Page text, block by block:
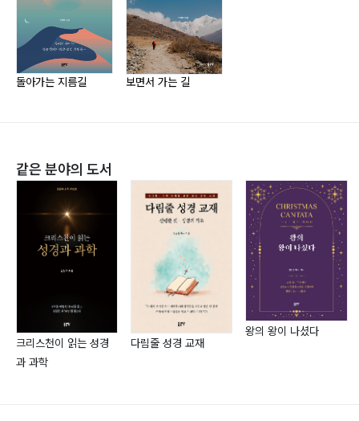
2부 서로를 보면서 가는 길
진정한 대화 해 보신 적 있습니까?
대화는 신뢰와 존중으로
대화 스타일
대화를 통한 자존감 회복
표현의 능력
‘말’ 잘하는 것, ‘대화’ 못하는 것
소통, 불통, 그리고 고통
상대방에 대한 반응
불통의 아우성
돌아가는 지름길 보면서 가는 길
같은 분야의 도서
크리스천이 읽는 성경
과 과학
다림줄 성경 교재
왕의 왕이 나셨다